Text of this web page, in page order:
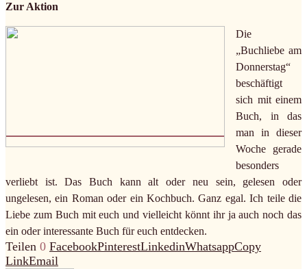
Zur Aktion
Die
„Buchliebe am
Donnerstag“
beschäftigt
sich mit einem
Buch, in das
man in dieser
Woche gerade
besonders
verliebt ist. Das Buch kann alt oder neu sein, gelesen oder
ungelesen, ein Roman oder ein Kochbuch. Ganz egal. Ich teile die
Liebe zum Buch mit euch und vielleicht könnt ihr ja auch noch das
ein oder interessante Buch für euch entdecken.
Teilen 0 FacebookPinterestLinkedinWhatsappCopy
LinkEmail